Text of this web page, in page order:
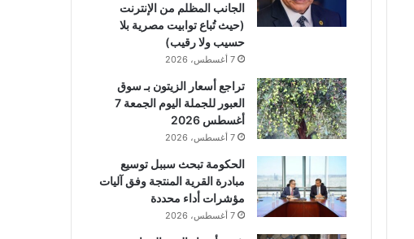
الجانب المظلم من الإنترنت
(حيث تُباع توابيت مصرية بلا
حسيب ولا رقيب)
7 أغسطس، 2026
تراجع أسعار الزيتون بـ سوق
العبور للجملة اليوم الجمعة 7
أغسطس 2026
7 أغسطس، 2026
الحكومة تبحث سببل توسيع
مبادرة القرية المنتجة وفق آليات
مؤشرات أداء محددة
7 أغسطس، 2026